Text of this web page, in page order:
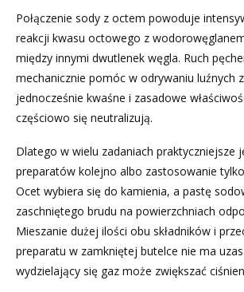
Połączenie sody z octem powoduje
reakcji kwasu octowego z
między innymi dwutlenek węgla. Ruch
mechanicznie pomóc w odrywaniu luźnych
jednocześnie kwaśne i zasadowe
częściowo się neutralizują.
Dlatego w wielu zadaniach praktyczniejsze
preparatów kolejno albo zastosowanie
Ocet wybiera się do kamienia, a pastę
zaschniętego brudu na powierzchniach
Mieszanie dużej ilości obu składników i
preparatu w zamkniętej butelce nie ma
wydzielający się gaz może zwiększać